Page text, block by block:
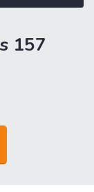
157